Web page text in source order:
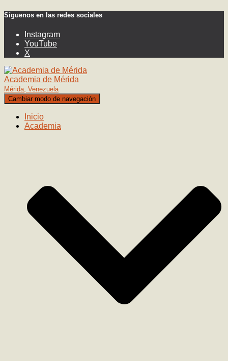
Síguenos en las redes sociales
Instagram
YouTube
X
Academia de Mérida
Mérida, Venezuela
Cambiar modo de navegación
Inicio
Academia